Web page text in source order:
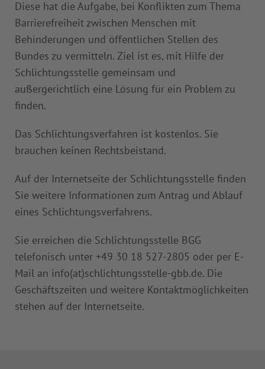
Diese hat die Aufgabe, bei Konflikten zum Thema
Barrierefreiheit zwischen Menschen mit
Behinderungen und öffentlichen Stellen des
Bundes zu vermitteln. Ziel ist es, mit Hilfe der
Schlichtungsstelle gemeinsam und
außergerichtlich eine Lösung für ein Problem zu
finden.
Das Schlichtungsverfahren ist kostenlos. Sie
brauchen keinen Rechtsbeistand.
Auf der Internetseite der Schlichtungsstelle finden
Sie weitere Informationen zum Antrag und Ablauf
eines Schlichtungsverfahrens.
Sie erreichen die Schlichtungsstelle BGG
telefonisch unter +49 30 18 527-2805 oder per E-
Mail an info(at)schlichtungsstelle-gbb.de. Die
Geschäftszeiten und weitere Kontaktmöglichkeiten
stehen auf der Internetseite.